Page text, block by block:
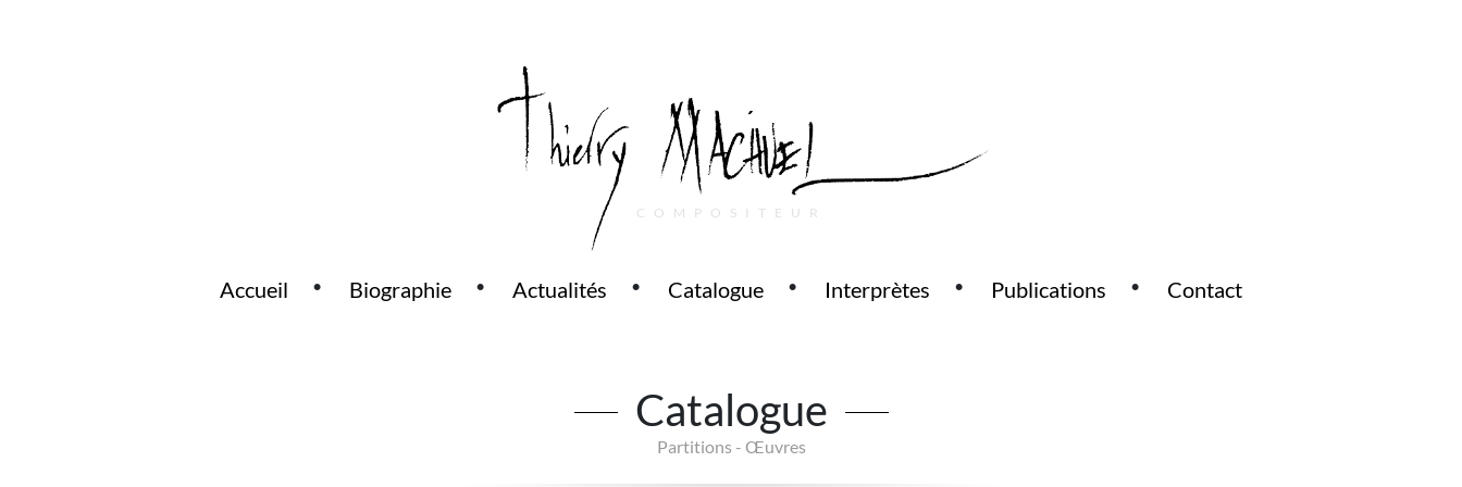
COMPOSITEUR
Main Navigation
Accueil Biographie Actualités Catalogue Interprètes Publications Contact
Catalogue
Partitions - Œuvres